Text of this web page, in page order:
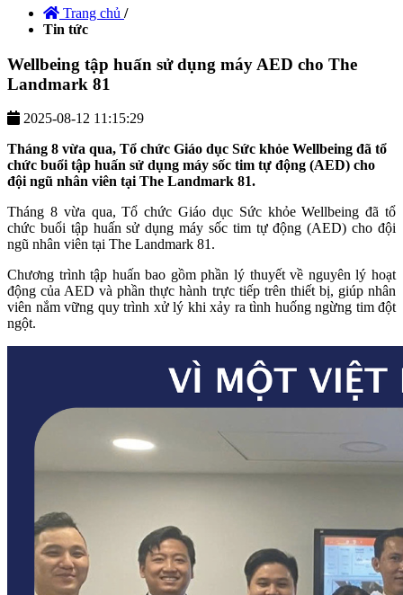
Trang chủ /
Tin tức
Wellbeing tập huấn sử dụng máy AED cho The
Landmark 81
2025-08-12 11:15:29
Tháng 8 vừa qua, Tổ chức Giáo dục Sức khỏe Wellbeing đã tổ
chức buổi tập huấn sử dụng máy sốc tim tự động (AED) cho
đội ngũ nhân viên tại The Landmark 81.
Tháng 8 vừa qua, Tổ chức Giáo dục Sức khỏe Wellbeing đã tổ
chức buổi tập huấn sử dụng máy sốc tim tự động (AED) cho đội
ngũ nhân viên tại The Landmark 81.
Chương trình tập huấn bao gồm phần lý thuyết về nguyên lý hoạt
động của AED và phần thực hành trực tiếp trên thiết bị, giúp nhân
viên nắm vững quy trình xử lý khi xảy ra tình huống ngừng tim đột
ngột.